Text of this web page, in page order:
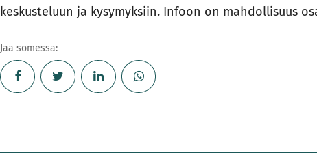
keskusteluun ja kysymyksiin. Infoon on mahdollisuus
Jaa somessa: